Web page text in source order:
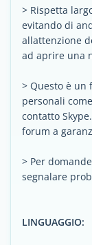
> Rispetta
evitando di
allattenzione
ad aprire una
> Questo è
personali
contatto
forum a
> Per
segnalare
LINGUAGGIO: